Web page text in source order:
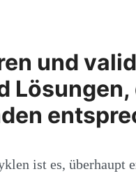
und
Lösungen,
ist es, überhaupt